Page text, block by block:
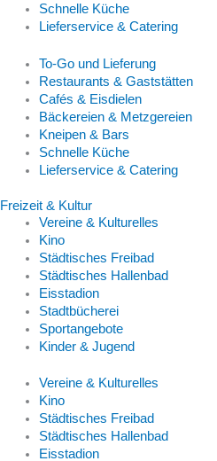
Schnelle Küche
Lieferservice & Catering
To-Go und Lieferung
Restaurants & Gaststätten
Cafés & Eisdielen
Bäckereien & Metzgereien
Kneipen & Bars
Schnelle Küche
Lieferservice & Catering
Freizeit & Kultur
Vereine & Kulturelles
Kino
Städtisches Freibad
Städtisches Hallenbad
Eisstadion
Stadtbücherei
Sportangebote
Kinder & Jugend
Vereine & Kulturelles
Kino
Städtisches Freibad
Städtisches Hallenbad
Eisstadion